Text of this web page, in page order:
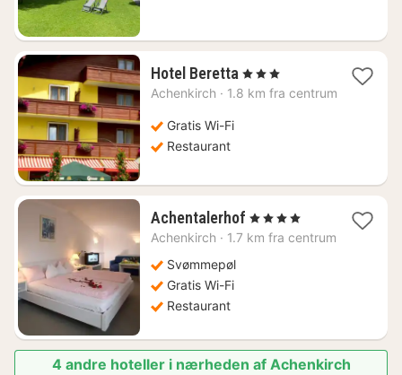
Hotel Beretta 1
nat
, 3 Stjerner
Achenkirch · 1.8 km fra centrum
Gratis Wi-Fi
Restaurant
Achentalerhof 1
nat
, 4 Stjerner
Achenkirch · 1.7 km fra centrum
Svømmepøl
Gratis Wi-Fi
Restaurant
4 andre hoteller i nærheden af Achenkirch